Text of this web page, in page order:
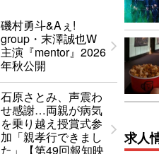
磯村勇斗&Aぇ!
group・末澤誠也W
主演『mentor』2026
年秋公開
石原さとみ、声震わ
せ感謝…両親が病気
を乗り越え授賞式参
加「親孝行できまし
た」【第49回報知映
求人